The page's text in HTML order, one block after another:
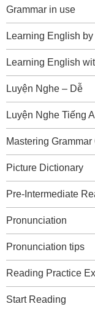
Grammar in use
Learning English by
Learning English
Luyện Nghe – Dễ
Luyện Nghe Tiếng
Mastering
Picture Dictionary
Pre-Intermediate
Pronunciation
Pronunciation tips
Reading Practice
Start Reading